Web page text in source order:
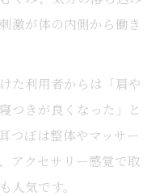
激が体の内側から働き
た利用者からは「肩や
つきが良くなった」と
つぼは整体やマッサー
アクセサリー感覚で取
人気です。